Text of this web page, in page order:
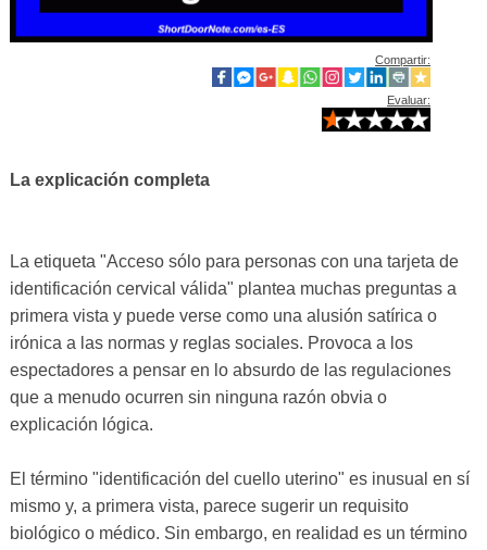
Compartir:
Evaluar:
La explicación completa
La etiqueta "Acceso sólo para personas con una tarjeta de
identificación cervical válida" plantea muchas preguntas a
primera vista y puede verse como una alusión satírica o
irónica a las normas y reglas sociales. Provoca a los
espectadores a pensar en lo absurdo de las regulaciones
que a menudo ocurren sin ninguna razón obvia o
explicación lógica.
El término "identificación del cuello uterino" es inusual en sí
mismo y, a primera vista, parece sugerir un requisito
biológico o médico. Sin embargo, en realidad es un término